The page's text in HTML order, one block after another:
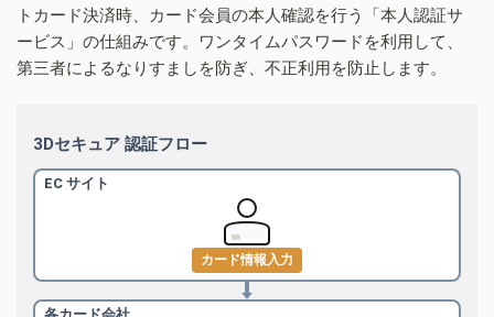
トカード決済時、カード会員の本人確認を行う「本人認証サ
ービス」の仕組みです。ワンタイムパスワードを利用して、
第三者によるなりすましを防ぎ、不正利用を防止します。
3Dセキュア 認証フロー
EC サイト
カード情報入力